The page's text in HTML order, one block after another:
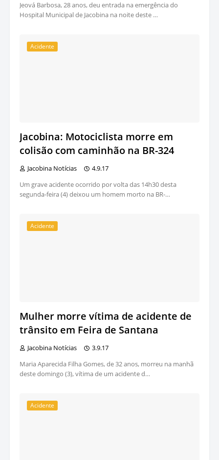
Jeová Barbosa, 28 anos, deu entrada na emergência do
Hospital Municipal de Jacobina na noite deste …
Acidente
Jacobina: Motociclista morre em
colisão com caminhão na BR-324
Jacobina Notícias
4.9.17
Um grave acidente ocorrido por volta das 14h30 desta
segunda-feira (4) deixou um homem morto na BR-…
Acidente
Mulher morre vítima de acidente de
trânsito em Feira de Santana
Jacobina Notícias
3.9.17
Maria Aparecida Filha Gomes, de 32 anos, morreu na manhã
deste domingo (3), vítima de um acidente d…
Acidente